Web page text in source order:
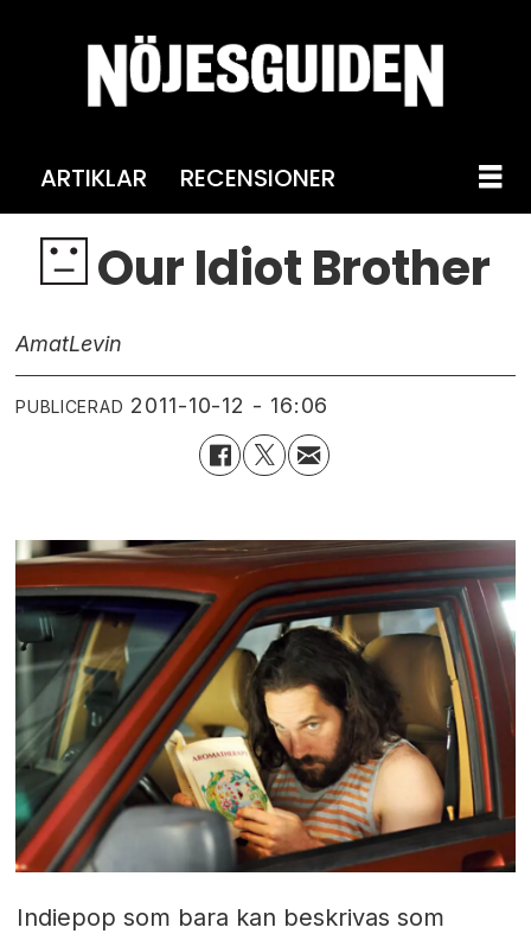
ARTIKLAR RECENSIONER
Our Idiot Brother
AmatLevin
PUBLICERAD 2011-10-12 - 16:06
Indiepop som bara kan beskrivas som